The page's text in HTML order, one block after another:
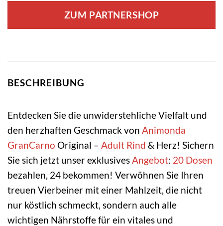
war:
65,16 €
ist:
1,74 €.
ZUM PARTNERSHOP
BESCHREIBUNG
Entdecken Sie die unwiderstehliche Vielfalt und
den herzhaften Geschmack von Animonda
GranCarno Original – Adult Rind & Herz! Sichern
Sie sich jetzt unser exklusives Angebot: 20 Dosen
bezahlen, 24 bekommen! Verwöhnen Sie Ihren
treuen Vierbeiner mit einer Mahlzeit, die nicht
nur köstlich schmeckt, sondern auch alle
wichtigen Nährstoffe für ein vitales und